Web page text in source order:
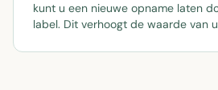
kunt u een nieuwe opname laten
label. Dit verhoogt de waarde van